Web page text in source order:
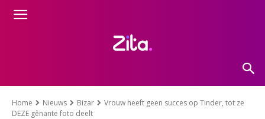
Home Nieuws Bizar
Vrouw heeft geen succes op Tinder, tot ze
DEZE gênante foto deelt